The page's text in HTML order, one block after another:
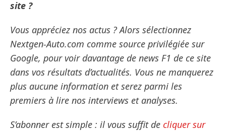
site ?
Vous appréciez nos actus ? Alors sélectionnez
Nextgen-Auto.com comme source privilégiée sur
Google, pour voir davantage de news F1 de ce site
dans vos résultats d’actualités. Vous ne manquerez
plus aucune information et serez parmi les
premiers à lire nos interviews et analyses.
S’abonner est simple : il vous suffit de cliquer sur